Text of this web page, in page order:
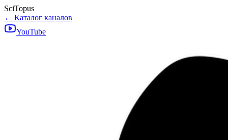
SciTopus
← Каталог каналов
YouTube